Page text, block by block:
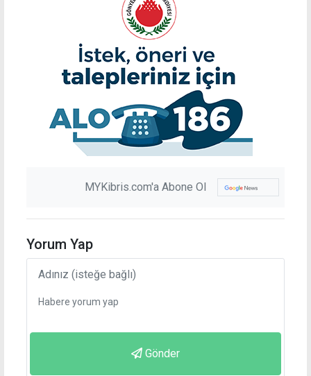
MYKibris.com'a Abone Ol
Yorum Yap
Gönder